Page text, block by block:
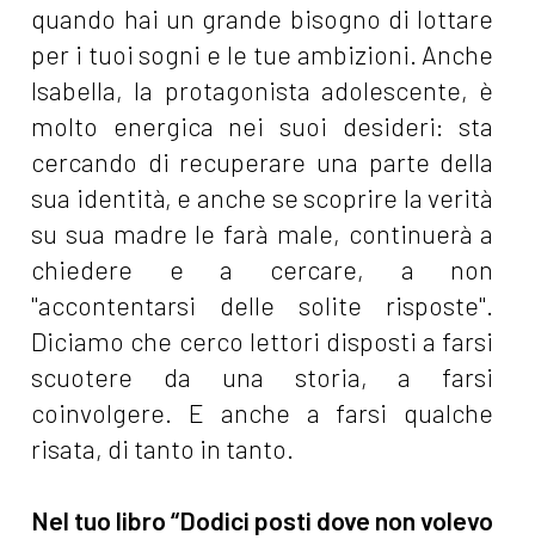
quando hai un grande bisogno di lottare
per i tuoi sogni e le tue ambizioni. Anche
Isabella, la protagonista adolescente, è
molto energica nei suoi desideri: sta
cercando di recuperare una parte della
sua identità, e anche se scoprire la verità
su sua madre le farà male, continuerà a
chiedere e a cercare, a non
"accontentarsi delle solite risposte".
Diciamo che cerco lettori disposti a farsi
scuotere da una storia, a farsi
coinvolgere. E anche a farsi qualche
risata, di tanto in tanto.
Nel tuo libro “Dodici posti dove non volevo